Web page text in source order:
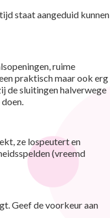
staat aangeduid kunnen
ruime
praktisch maar ook erg
de sluitingen halverwege
ze lospeutert en
(vreemd
Geef de voorkeur aan